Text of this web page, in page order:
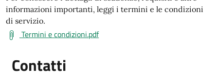
informazioni importanti, leggi i termini e le condizioni
di servizio.
Termini e condizioni.pdf
Contatti